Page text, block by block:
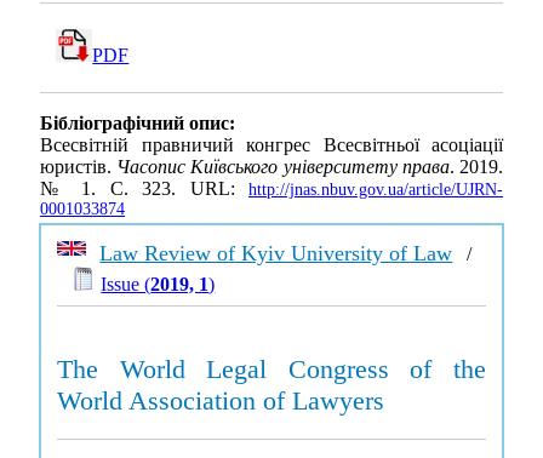
PDF
Бібліографічний опис:
Всесвітній правничий конгрес Всесвітньої асоціації
юристів. Часопис Київського університету права. 2019.
№ 1. С. 323. URL: http://jnas.nbuv.gov.ua/article/UJRN-
0001033874
Law Review of Kyiv University of Law /
Issue (2019, 1)
The World Legal Congress of the
World Association of Lawyers